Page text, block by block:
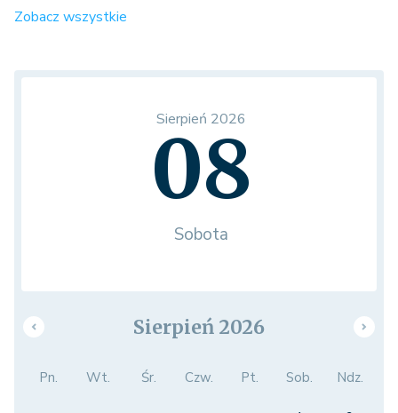
Zobacz wszystkie
Sierpień 2026
08
Sobota
Sierpień 2026
Pn. Wt. Śr. Czw. Pt. Sob. Ndz.